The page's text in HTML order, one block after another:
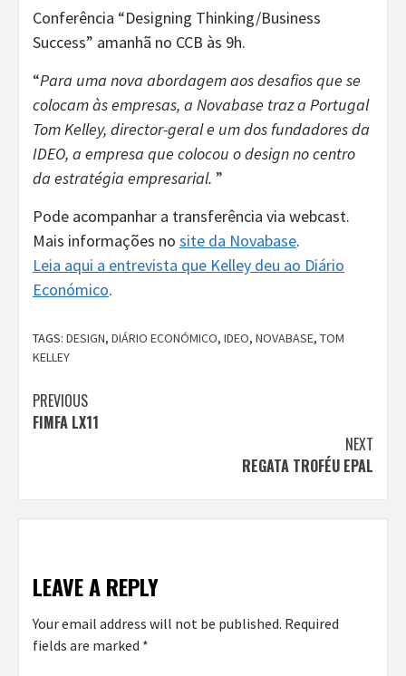
Conferência “Designing Thinking/Business
Success” amanhã no CCB às 9h.
“Para uma nova abordagem aos desafios que se
colocam às empresas, a Novabase traz a Portugal
Tom Kelley, director-geral e um dos fundadores da
IDEO, a empresa que colocou o design no centro
da estratégia empresarial. ”
Pode acompanhar a transferência via webcast.
Mais informações no site da Novabase.
Leia aqui a entrevista que Kelley deu ao Diário
Económico.
TAGS: DESIGN, DIÁRIO ECONÓMICO, IDEO, NOVABASE, TOM
KELLEY
Continue
Reading
PREVIOUS
FIMFA LX11
NEXT
REGATA TROFÉU EPAL
LEAVE A REPLY
Your email address will not be published. Required
fields are marked *